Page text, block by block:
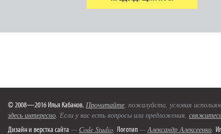
© 2008—2016 Илья Кабанов. Прочитайте, пожалуйста, условия
здесь интересно. Если у вас есть вопросы или предложения,
Дизайн и верстка сайта — Code Studio. Логотип —Александр Алексеенко.